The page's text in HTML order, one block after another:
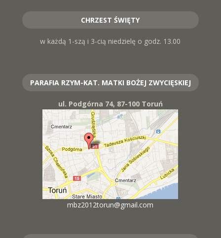
CHRZEST ŚWIĘTY
w każdą 1-szą i 3-cią niedzielę o godz. 13.00
PARAFIA RZYM-KAT. MATKI BOŻEJ ZWYCIĘSKIEJ
ul. Podgórna 74, 87-100 Toruń
mbz2012torun@gmail.com